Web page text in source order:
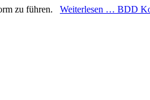
zu führen. Weiterlesen … BDD